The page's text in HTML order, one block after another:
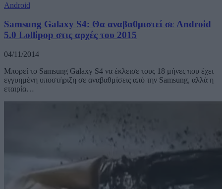
Android
Samsung Galaxy S4: Θα αναβαθμιστεί σε Android
5.0 Lollipop στις αρχές του 2015
04/11/2014
Μπορεί το Samsung Galaxy S4 να έκλεισε τους 18 μήνες που έχει
εγγυημένη υποστήριξη σε αναβαθμίσεις από την Samsung, αλλά η
εταιρία…